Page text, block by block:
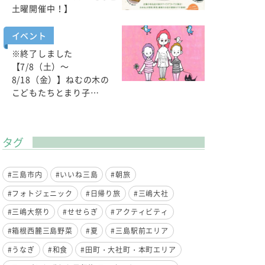
土曜開催中！】
イベント
※終了しました
【7/8（土）～
8/18（金）】ねむの木の
こどもたちとまり子…
タグ
#三島市内 #いいね三島
#朝旅
#フォトジェニック
#日帰り旅
#三嶋大社
#三嶋大祭り
#せせらぎ
#アクティビティ
#箱根西麓三島野菜
#夏
#三島駅前エリア
#うなぎ
#和食
#田町・大社町・本町エリア